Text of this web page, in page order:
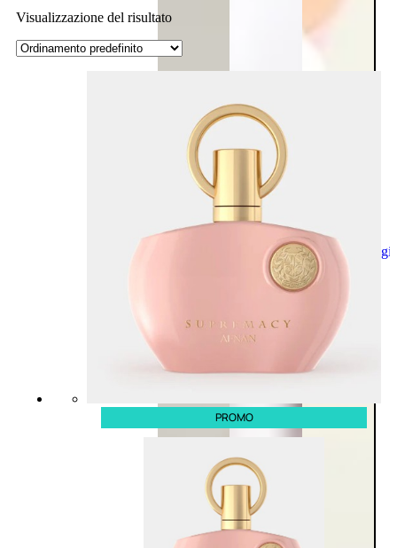
Aggiungi
Visualizzazione del risultato
PROMO